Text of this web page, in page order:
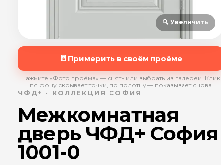
🔍 Увеличить
🚪 Примерить в своём проёме
Нажмите «Фото проёма» — снять или выбрать из галереи. Клик
по фону скрывает точки, по полотну — показывает снова
ЧФД+ · КОЛЛЕКЦИЯ СОФИЯ
Межкомнатная
дверь ЧФД+ София
1001-0